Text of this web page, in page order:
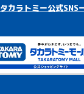
タカラトミー公式SNS